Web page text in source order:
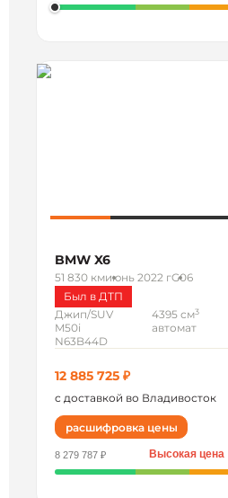
BMW X6
51 830 кмиюнь 2022 гG06
Был в ДТП
Джип/SUV
M50i
N63B44D
4395 см3
автомат
12 885 725 ₽
с доставкой во Владивосток
расшифровка цены
8 279 787 ₽ Высокая цена